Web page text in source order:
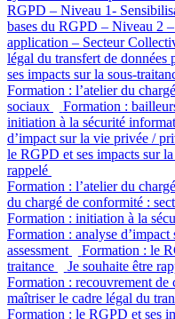
RGPD – Niveau 1-
bases du RGPD – Niveau 2
application – Secteur
légal du transfert de données
ses impacts sur la sous-
Formation : l’atelier du
sociaux
Formation :
initiation à la sécurité
d’impact sur la vie privée /
le RGPD et ses impacts sur
rappelé
Formation : l’atelier du
du chargé de conformité :
Formation : initiation à la
Formation : analyse
assessment
Formation : le
traitance
Je souhaite être
Formation : recouvrement de
maîtriser le cadre légal du
Formation : le RGPD et ses